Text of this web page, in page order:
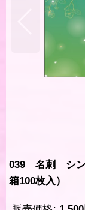
039 名刺 シン
箱100枚入）